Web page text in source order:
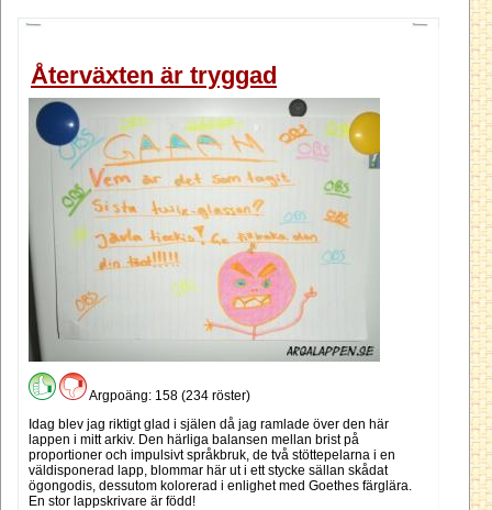
Återväxten är tryggad
Argpoäng: 158 (234 röster)
Idag blev jag riktigt glad i själen då jag ramlade över den här
lappen i mitt arkiv. Den härliga balansen mellan brist på
proportioner och impulsivt språkbruk, de två stöttepelarna i en
väldisponerad lapp, blommar här ut i ett stycke sällan skådat
ögongodis, dessutom kolorerad i enlighet med Goethes färglära.
En stor lappskrivare är född!